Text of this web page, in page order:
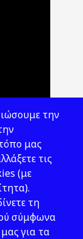
την
μας
τις
(με
τη
σύμφωνα
για τα